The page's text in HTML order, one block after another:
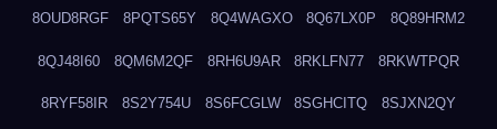
8OUD8RGF 8PQTS65Y 8Q4WAGXO 8Q67LX0P 8Q89HRM2
8QJ48I60 8QM6M2QF 8RH6U9AR 8RKLFN77 8RKWTPQR
8RYF58IR 8S2Y754U 8S6FCGLW 8SGHCITQ 8SJXN2QY